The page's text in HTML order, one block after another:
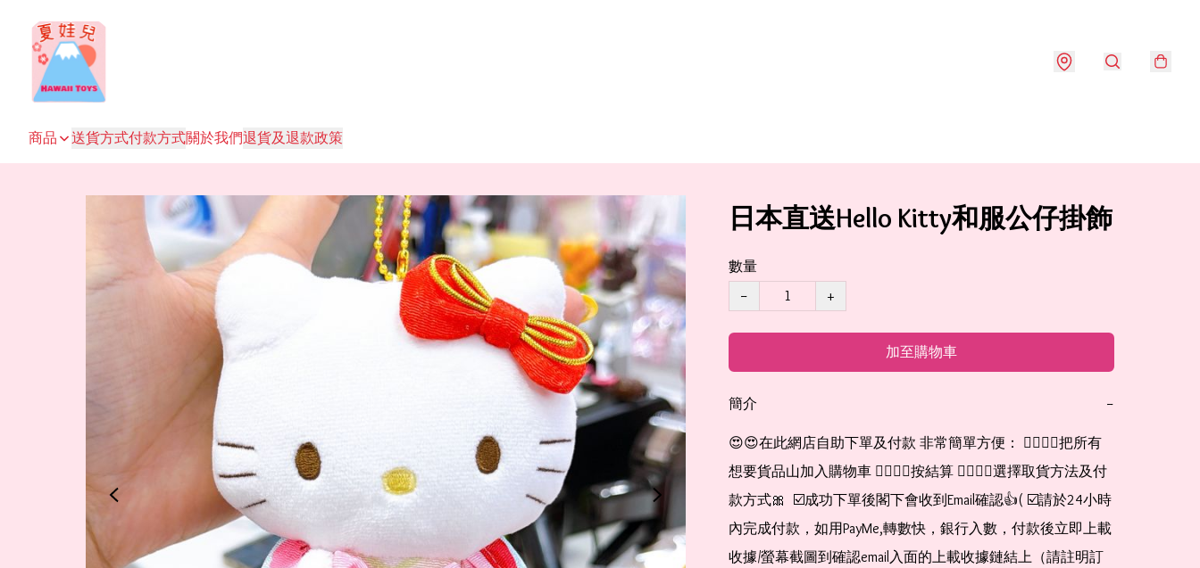
商品 送貨方式付款方式關於我們退貨及退款政策
日本直送Hello Kitty和服公仔掛飾
數量
−
+
加至購物車
簡介 −
😍😍在此網店自助下單及付款 非常簡單方便： 👉🏻👉🏻把所有
想要貨品山加入購物車 👉🏻👉🏻按結算 👉🏻👉🏻選擇取貨方法及付
款方式🎀  ☑️成功下單後閣下會收到Email確認👍( ☑️請於24小時
內完成付款，如用PayMe,轉數快，銀行入數，付款後立即上載
收據/螢幕截圖到確認email入面的上載收據鏈結上（請註明訂